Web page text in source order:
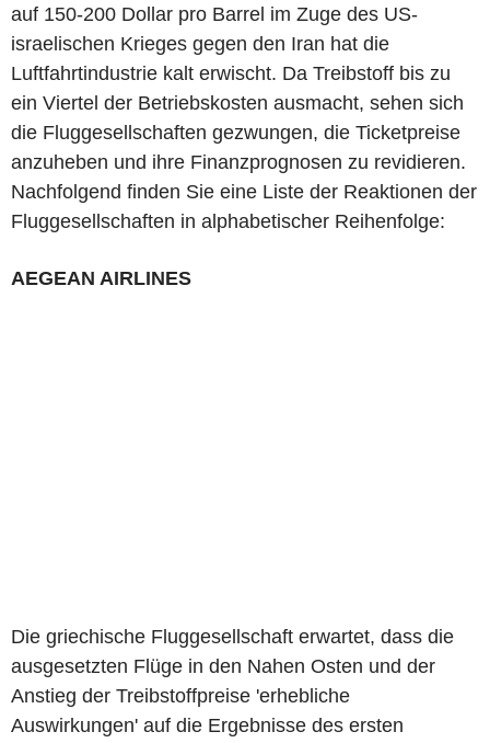
auf 150-200 Dollar pro Barrel im Zuge des US-
israelischen Krieges gegen den Iran hat die
Luftfahrtindustrie kalt erwischt. Da Treibstoff bis zu
ein Viertel der Betriebskosten ausmacht, sehen sich
die Fluggesellschaften gezwungen, die Ticketpreise
anzuheben und ihre Finanzprognosen zu revidieren.
Nachfolgend finden Sie eine Liste der Reaktionen der
Fluggesellschaften in alphabetischer Reihenfolge:
AEGEAN AIRLINES
Die griechische Fluggesellschaft erwartet, dass die
ausgesetzten Flüge in den Nahen Osten und der
Anstieg der Treibstoffpreise 'erhebliche
Auswirkungen' auf die Ergebnisse des ersten